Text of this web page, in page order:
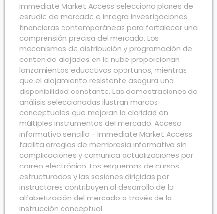
Immediate Market Access selecciona planes de
estudio de mercado e integra investigaciones
financieras contemporáneas para fortalecer una
comprensión precisa del mercado. Los
mecanismos de distribución y programación de
contenido alojados en la nube proporcionan
lanzamientos educativos oportunos, mientras
que el alojamiento resistente asegura una
disponibilidad constante. Las demostraciones de
análisis seleccionadas ilustran marcos
conceptuales que mejoran la claridad en
múltiples instrumentos del mercado. Acceso
informativo sencillo - Immediate Market Access
facilita arreglos de membresía informativa sin
complicaciones y comunica actualizaciones por
correo electrónico. Los esquemas de cursos
estructurados y las sesiones dirigidas por
instructores contribuyen al desarrollo de la
alfabetización del mercado a través de la
instrucción conceptual.